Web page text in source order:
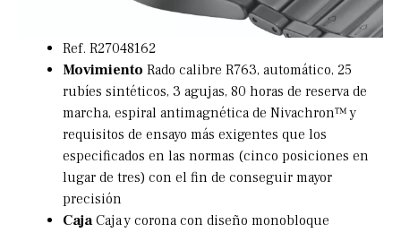
Ref. R27048162
Movimiento Rado calibre R763, automático, 25
rubíes sintéticos, 3 agujas, 80 horas de reserva de
marcha, espiral antimagnética de Nivachron™ y
requisitos de ensayo más exigentes que los
especificados en las normas (cinco posiciones en
lugar de tres) con el fin de conseguir mayor
precisión
CajaCaja y corona con diseño monobloque